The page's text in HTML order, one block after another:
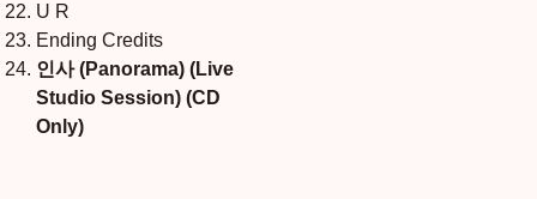
U R
Ending Credits
인사 (Panorama) (Live
Studio Session) (CD
Only)